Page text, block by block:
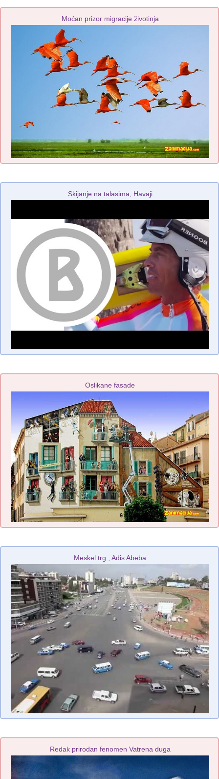
Moćan prizor migracije životinja
Skijanje na talasima, Havaji
Oslikane fasade
Meskel trg , Adis Abeba
Redak prirodan fenomen Vatrena duga